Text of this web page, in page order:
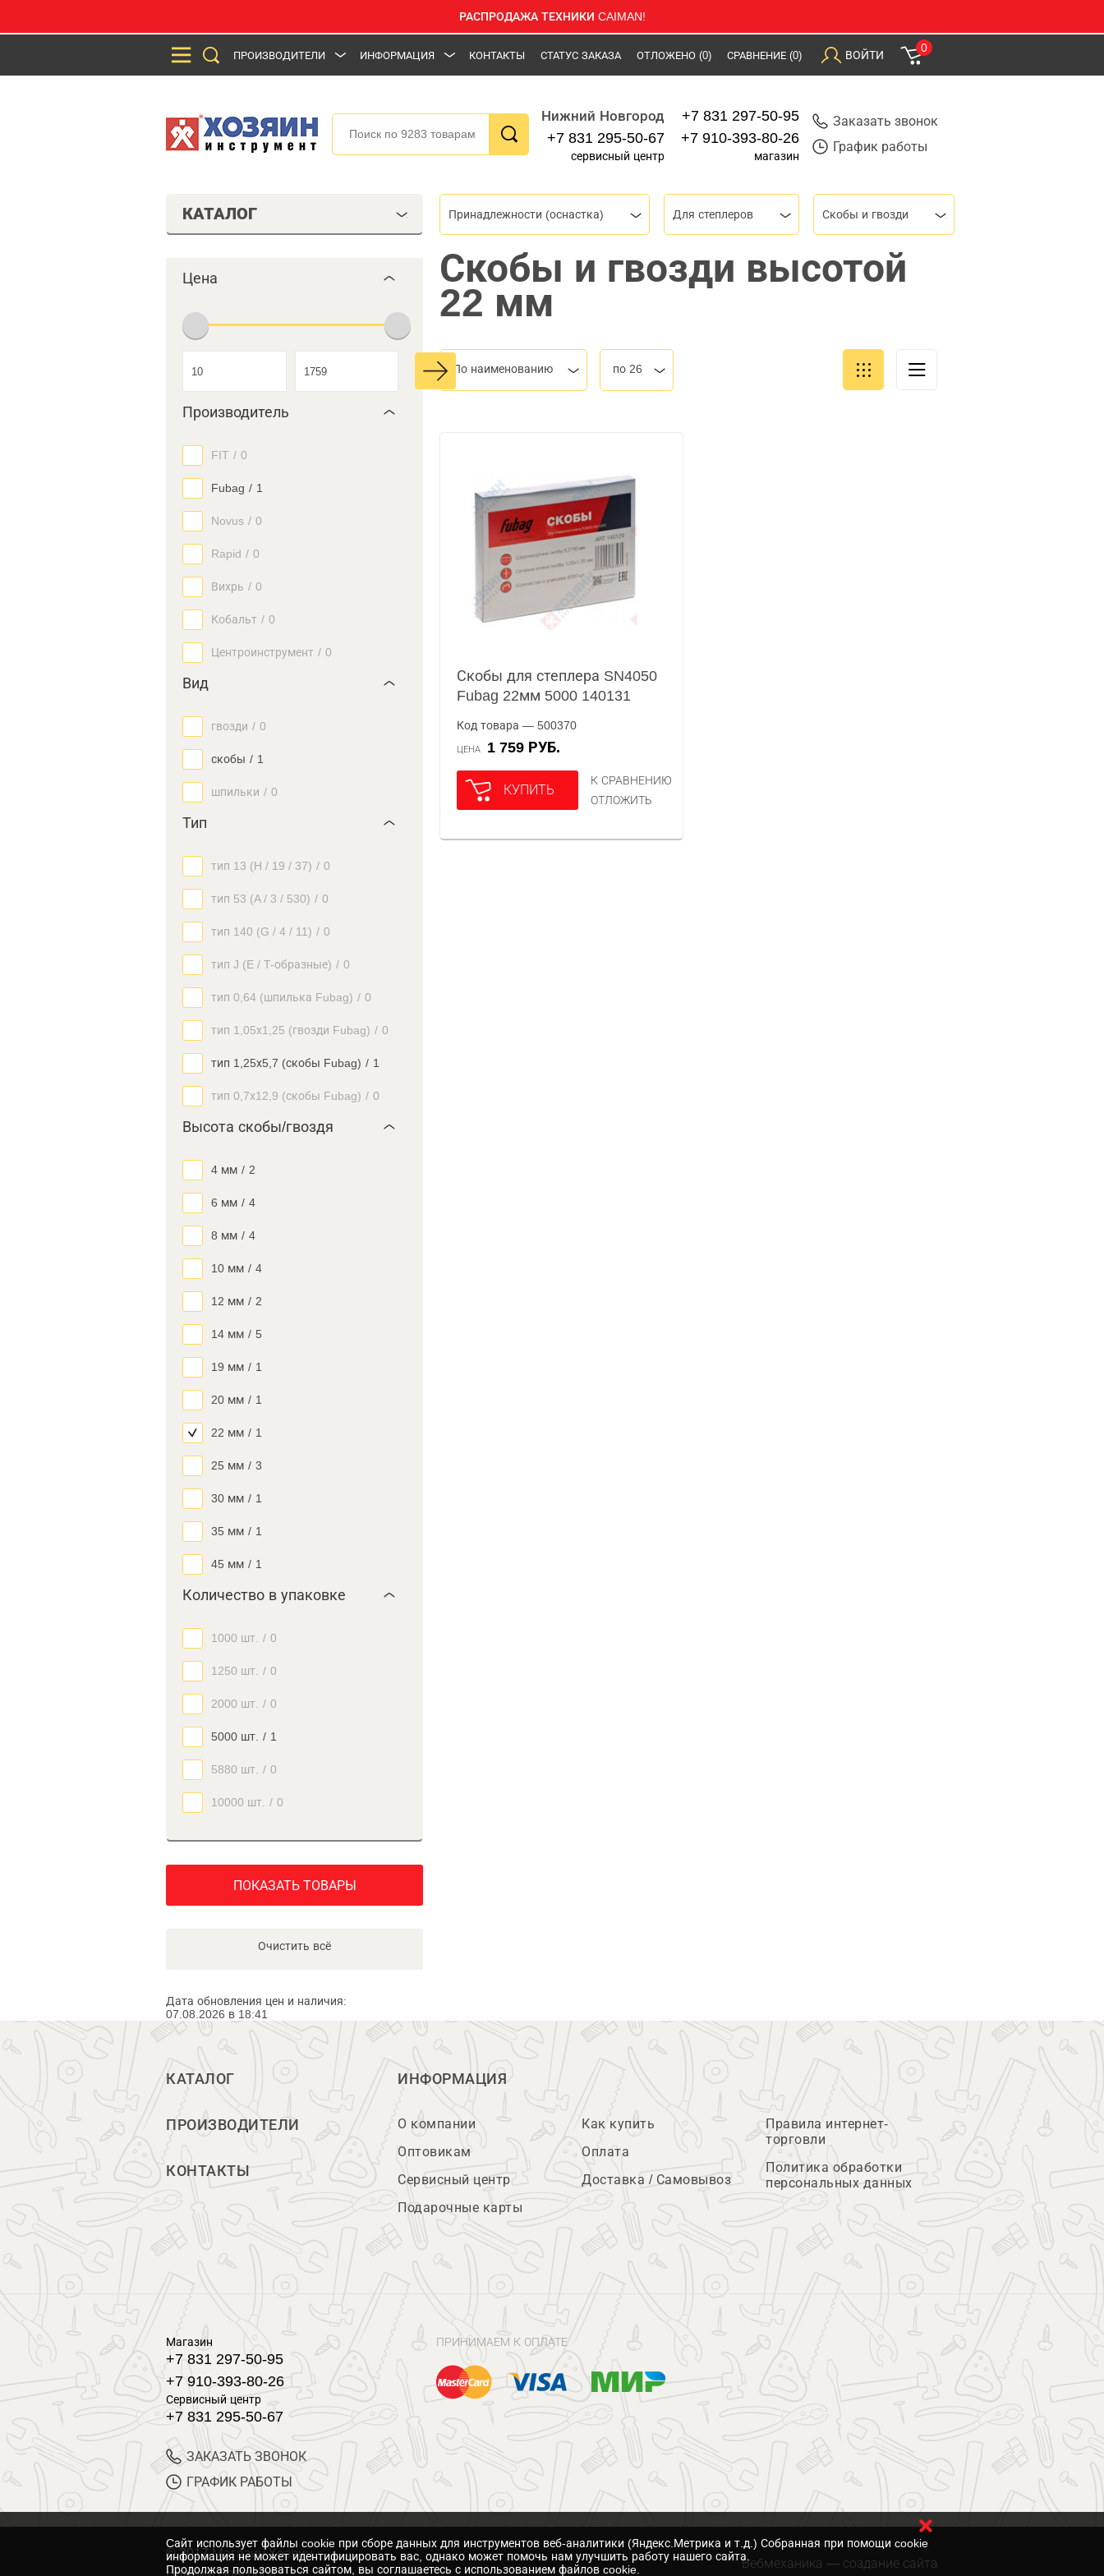
РАСПРОДАЖА ТЕХНИКИ CAIMAN!
ПРОИЗВОДИТЕЛИ ИНФОРМАЦИЯ КОНТАКТЫ СТАТУС ЗАКАЗА ОТЛОЖЕНО (0) СРАВНЕНИЕ (0) ВОЙТИ
0
Нижний Новгород
+7 831 295-50-67
сервисный центр
+7 831 297-50-95
+7 910-393-80-26
магазин
Заказать звонок
График работы
КАТАЛОГ
Цена
Производитель
FIT / 0
Fubag / 1
Novus / 0
Rapid / 0
Вихрь / 0
Кобальт / 0
Центроинструмент / 0
Вид
гвозди / 0
скобы / 1
шпильки / 0
Тип
тип 13 (H / 19 / 37) / 0
тип 53 (A / 3 / 530) / 0
тип 140 (G / 4 / 11) / 0
тип J (E / Т-образные) / 0
тип 0,64 (шпилька Fubag) / 0
тип 1,05х1,25 (гвозди Fubag) / 0
тип 1,25х5,7 (скобы Fubag) / 1
тип 0,7х12,9 (скобы Fubag) / 0
Высота скобы/гвоздя
4 мм / 2
6 мм / 4
8 мм / 4
10 мм / 4
12 мм / 2
14 мм / 5
19 мм / 1
20 мм / 1
22 мм / 1
25 мм / 3
30 мм / 1
35 мм / 1
45 мм / 1
Количество в упаковке
1000 шт. / 0
1250 шт. / 0
2000 шт. / 0
5000 шт. / 1
5880 шт. / 0
10000 шт. / 0
ПОКАЗАТЬ ТОВАРЫ
Очистить всё
Дата обновления цен и наличия:
07.08.2026 в 18:41
Принадлежности (оснастка) Для степлеров Скобы и гвозди
Скобы и гвозди высотой
22 мм
По наименованию по 26
Скобы для степлера SN4050
Fubag 22мм 5000 140131
Код товара — 500370
ЦЕНА 1 759 РУБ.
КУПИТЬ
К СРАВНЕНИЮ
ОТЛОЖИТЬ
КАТАЛОГ
ПРОИЗВОДИТЕЛИ
КОНТАКТЫ
ИНФОРМАЦИЯ
О компании
Оптовикам
Сервисный центр
Подарочные карты
Как купить
Оплата
Доставка / Самовывоз
Правила интернет-
торговли
Политика обработки
персональных данных
Магазин
+7 831 297-50-95
+7 910-393-80-26
Сервисный центр
+7 831 295-50-67
ЗАКАЗАТЬ ЗВОНОК
ГРАФИК РАБОТЫ
ПРИНИМАЕМ К ОПЛАТЕ
© 2017 Магазин Хозяин
Нижний Новгород
Вебмеханика — создание сайта
Cайт использует файлы cookie при сборе данных для инструментов веб-аналитики (Яндекс.Метрика и т.д.) Собранная при помощи cookie
информация не может идентифицировать вас, однако может помочь нам улучшить работу нашего сайта.
Продолжая пользоваться сайтом, вы соглашаетесь с использованием файлов cookie.